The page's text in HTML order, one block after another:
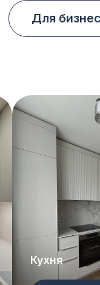
Кухня
Согласование
проекта
Договор и
производство